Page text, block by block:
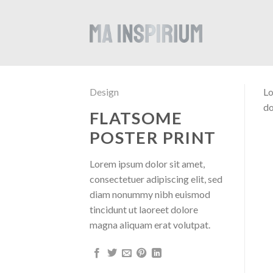
Design
FLATSOME
POSTER PRINT
Lorem ipsum dolor sit amet,
consectetuer adipiscing elit, sed
diam nonummy nibh euismod
tincidunt ut laoreet dolore
magna aliquam erat volutpat.